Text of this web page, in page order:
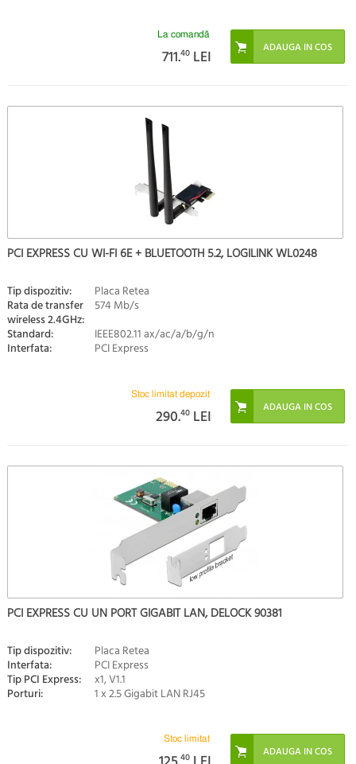
La comandă
711.40 LEI
PCI EXPRESS CU WI-FI 6E + BLUETOOTH 5.2, LOGILINK WL0248
Tip dispozitiv: Placa Retea
Rata de transfer
wireless 2.4GHz:
574 Mb/s
Standard:
IEEE802.11 ax/ac/a/b/g/n
Interfata: PCI Express
Stoc limitat depozit
290.40 LEI
PCI EXPRESS CU UN PORT GIGABIT LAN, DELOCK 90381
Tip dispozitiv: Placa Retea
Interfata: PCI Express
Tip PCI Express: x1, V1.1
Porturi: 1 x 2.5 Gigabit LAN RJ45
Stoc limitat
40